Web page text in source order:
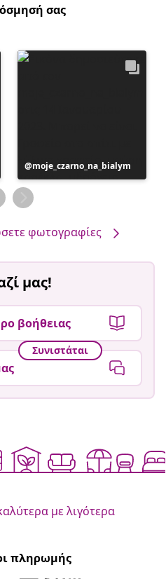
σας
Η
ανάρτηση
δημοσιεύθηκε
από
moje_czarno_na_bialym
φωτογραφίες
μας!
βοήθειας
Συνιστάται
με λιγότερα
πληρωμής